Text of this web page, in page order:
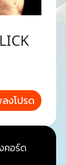
งโปรด
คอร์ด